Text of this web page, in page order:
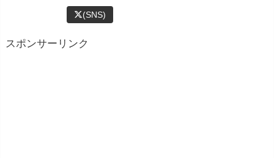
(SNS)
スポンサーリンク